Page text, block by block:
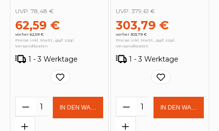
62,59 €
vorher 62,59 €
UVP: 78,48 €
Preise inkl. MwSt., ggf. zzgl.
Versandkosten
1 - 3 Werktage
Produkt Anzahl: Gib den
IN DEN WARENKORB
303,79 €
vorher 303,79 €
UVP: 379,61 €
Preise inkl. MwSt., ggf. zzgl.
Versandkosten
1 - 3 Werktage
Produkt Anzahl:
IN DEN